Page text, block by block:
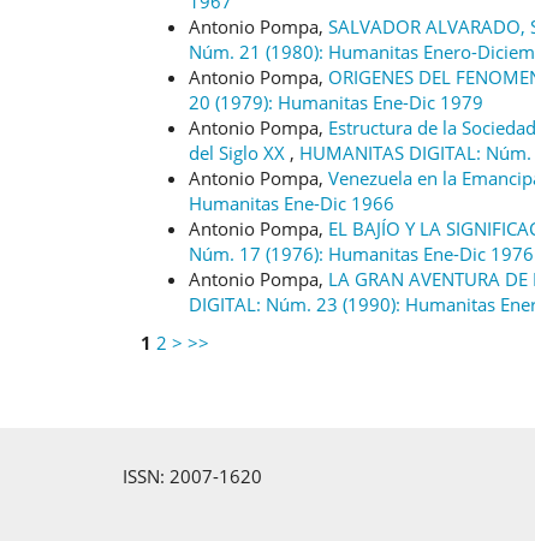
Antonio Pompa, SALVADOR ALVARADO,
Núm. 21 (1980): Humanitas Enero-
Antonio Pompa, ORIGENES DEL
20 (1979): Humanitas Ene-Dic 1979
Antonio Pompa, Estructura de la
del Siglo XX , HUMANITAS DIGITAL:
Antonio Pompa, Venezuela en la
Humanitas Ene-Dic 1966
Antonio Pompa, EL BAJÍO Y LA
Núm. 17 (1976): Humanitas Ene-Dic 1976
Antonio Pompa, LA GRAN AVENTURA
DIGITAL: Núm. 23 (1990): Humanitas
1 2 > >>
ISSN: 2007-1620